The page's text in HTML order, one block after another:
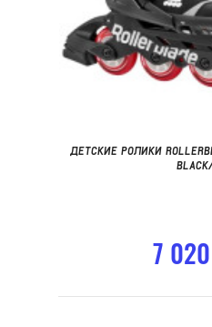
ДЕТСКИЕ РОЛИКИ
7